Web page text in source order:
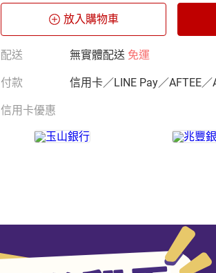
放入購物車
配送 無實體配送 免運
付款 信用卡／LINE Pay／AFTEE／
信用卡優惠